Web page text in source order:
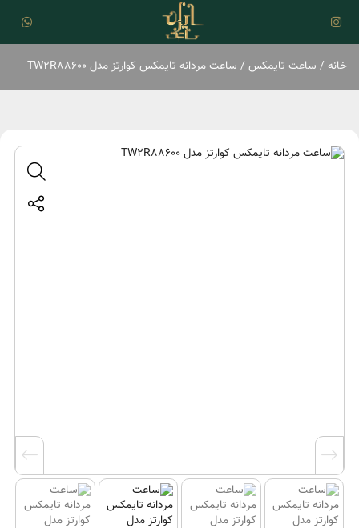
خانه / ساعت تایمکس / ساعت مردانه تایمکس کوارتز مدل TW2R88600